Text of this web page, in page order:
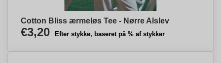
Cotton Bliss ærmeløs Tee - Nørre Alslev
€3,20 Efter stykke, baseret på % af stykker